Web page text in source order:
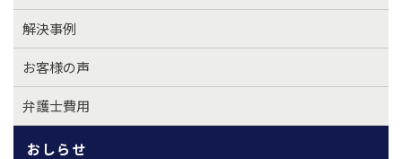
解決事例
お客様の声
弁護士費用
おしらせ